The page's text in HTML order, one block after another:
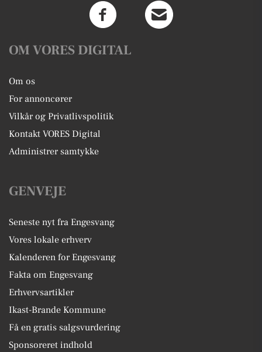
OM VORES DIGITAL
Om os
For annoncører
Vilkår og Privatlivspolitik
Kontakt VORES Digital
Administrer samtykke
GENVEJE
Seneste nyt fra Engesvang
Vores lokale erhverv
Kalenderen for Engesvang
Fakta om Engesvang
Erhvervsartikler
Ikast-Brande Kommune
Få en gratis salgsvurdering
Sponsoreret indhold